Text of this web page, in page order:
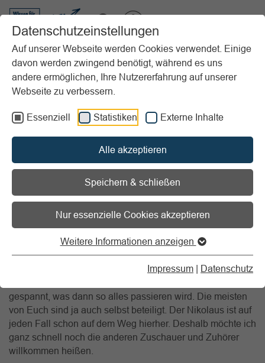
Datenschutzeinstellungen
Auf unserer Webseite werden Cookies verwendet. Einige
davon werden zwingend benötigt, während es uns
andere ermöglichen, Ihre Nutzererfahrung auf unserer
Webseite zu verbessern.
Essenziell Statistiken Externe Inhalte
Alle akzeptieren
Speichern & schließen
Nur essenzielle Cookies akzeptieren
Weitere Informationen anzeigen
Impressum | Datenschutz
Startseite Vereinsmanagement Marketing
Reden halten im Verein
Redenarchiv
Kurze Reden für Kinderweihnachtsfeiern
Vorlesen
Informationen zum Readspeaker öffnen
Kurze Reden für
Kinderweihnachtsfeiern
Anspruch an den Redner: die Kinder gezielt ansprechen
und so ihre Aufmerksamkeit erreichen.
Liebe Kinder,
ich begrüße Euch sehr herzlich zu unserer
Kinderweihnachtsfeier. Das ist Eure Veranstaltung. Und
gespannt, was dann so alles passieren wird. Die meisten
von Euch sind ja auch selbst beteiligt. Der Nikolaus ist auf
jeden Fall schon auf dem Weg hierher. Deshalb möchte ich
ganz schnell noch die anderen Zuschauer und Zuhörer
willkommen heißen.